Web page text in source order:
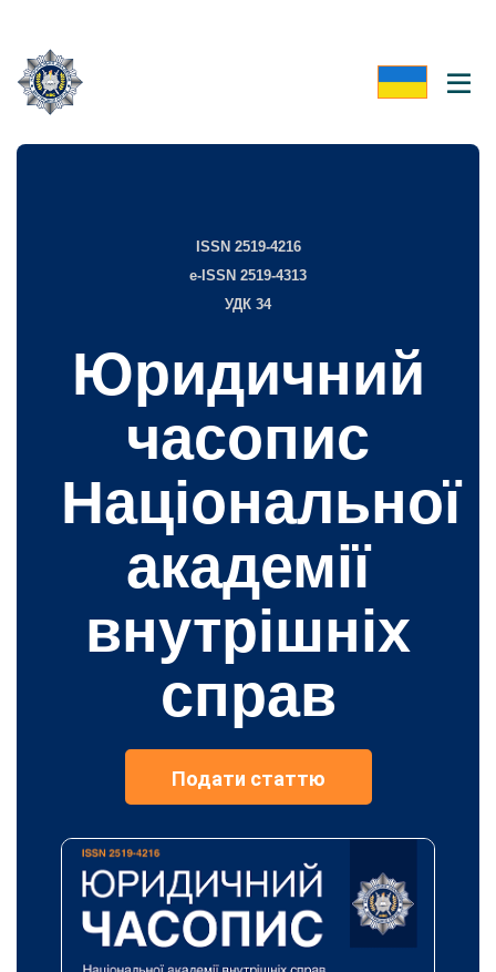
ISSN 2519-4216
e-ISSN 2519-4313
УДК 34
Юридичний
часопис
Національної
академії
внутрішніх
справ
Подати статтю